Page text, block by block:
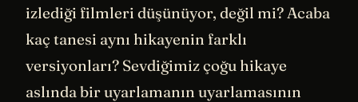
izlediği filmleri düşünüyor, değil mi? Acaba
kaç tanesi aynı hikayenin farklı
versiyonları? Sevdiğimiz çoğu hikaye
aslında bir uyarlamanın uyarlamasının